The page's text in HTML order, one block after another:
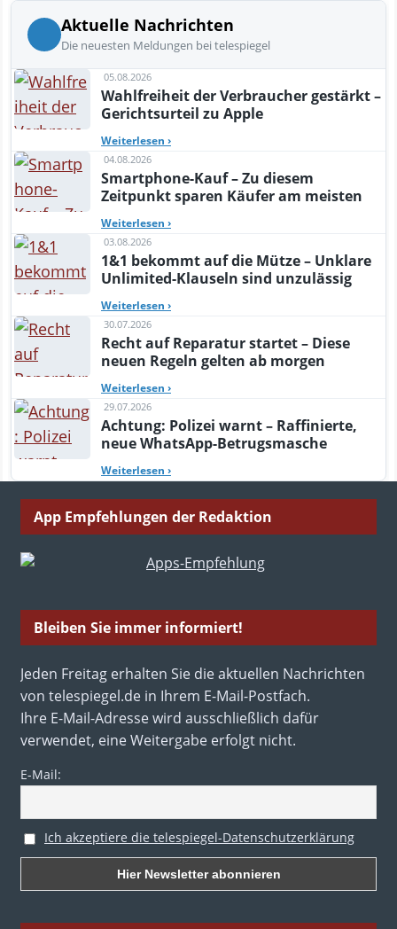
Aktuelle Nachrichten
Die neuesten Meldungen bei telespiegel
05.08.2026
Wahlfreiheit der Verbraucher gestärkt –
Gerichtsurteil zu Apple
Weiterlesen ›
04.08.2026
Smartphone-Kauf – Zu diesem
Zeitpunkt sparen Käufer am meisten
Weiterlesen ›
03.08.2026
1&1 bekommt auf die Mütze – Unklare
Unlimited-Klauseln sind unzulässig
Weiterlesen ›
30.07.2026
Recht auf Reparatur startet – Diese
neuen Regeln gelten ab morgen
Weiterlesen ›
29.07.2026
Achtung: Polizei warnt – Raffinierte,
neue WhatsApp-Betrugsmasche
Weiterlesen ›
App Empfehlungen der Redaktion
Bleiben Sie immer informiert!
Jeden Freitag erhalten Sie die aktuellen Nachrichten
von telespiegel.de in Ihrem E-Mail-Postfach.
Ihre E-Mail-Adresse wird ausschließlich dafür
verwendet, eine Weitergabe erfolgt nicht.
E-Mail:
Ich akzeptiere die telespiegel-Datenschutzerklärung